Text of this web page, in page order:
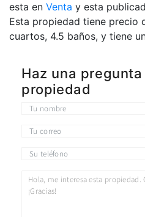
esta en Venta y esta
Esta propiedad tiene precio
сuartos, 4.5 baños, y tiene
Haz una
propiedad